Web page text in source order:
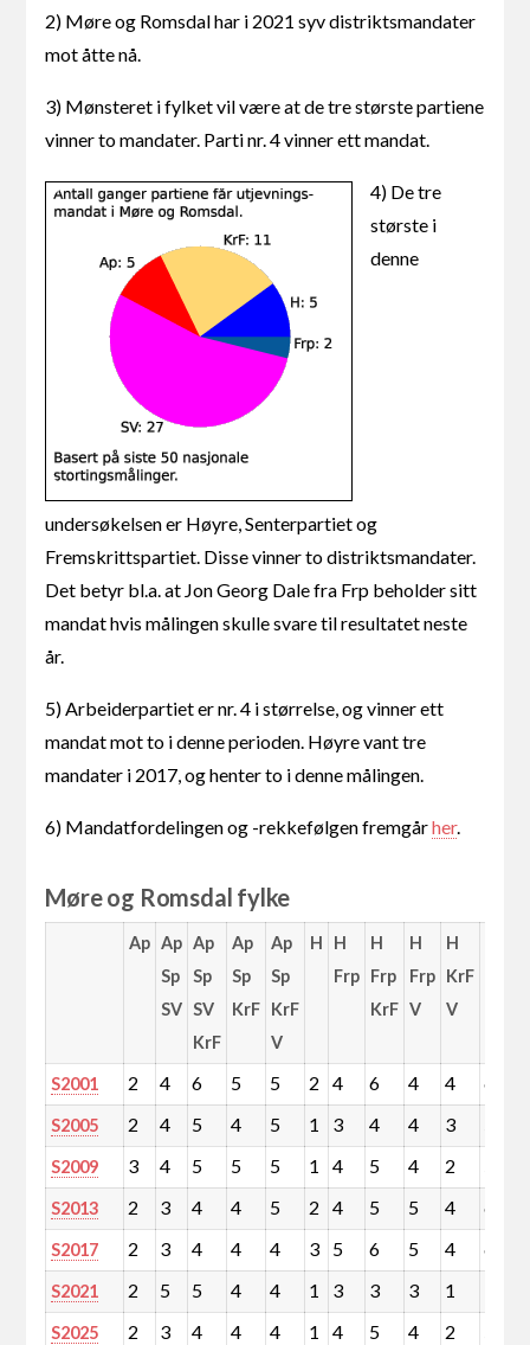
2) Møre og Romsdal har i 2021 syv distriktsmandater
mot åtte nå.
3) Mønsteret i fylket vil være at de tre største partiene
vinner to mandater. Parti nr. 4 vinner ett mandat.
4) De tre
største i
denne
undersøkelsen er Høyre, Senterpartiet og
Fremskrittspartiet. Disse vinner to distriktsmandater.
Det betyr bl.a. at Jon Georg Dale fra Frp beholder sitt
mandat hvis målingen skulle svare til resultatet neste
år.
5) Arbeiderpartiet er nr. 4 i størrelse, og vinner ett
mandat mot to i denne perioden. Høyre vant tre
mandater i 2017, og henter to i denne målingen.
6) Mandatfordelingen og -rekkefølgen fremgårher.
Møre og Romsdal fylke
Ap Ap
Sp
SV
Ap
Sp
SV
KrF
Ap
Sp
KrF
Ap
Sp
KrF
V
H
H
Frp
H
Frp
KrF
H
Frp
V
H
KrF
V
S2001 2 4 6 5 5 2 4 6 4 4 6
S2005 2 4 5 4 5 1 3 4 4 3
S2009 3 4 5 5 5 1 4 5 4 2
S2013 2 3 4 4 5 2 4 5 5 4 6
S2017 2 3 4 4 4 3 5 6 5 4 6
S2021 2 5 5 4 4 1 3 3 3 1
S2025 2 3 4 4 4 1 4 5 4 2